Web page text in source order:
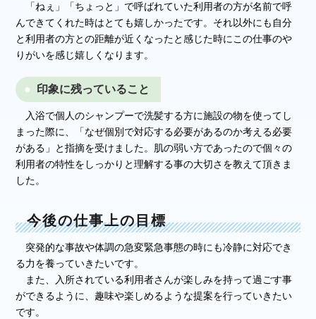
「ねぇ」「ちょっと」で呼ばれていた利用者の方が名前で呼
んできてくれた時はとても嬉しかったです。それ以外にも自分
と利用者の方との距離が近くなったと感じた時にこの仕事のや
りがいを感じ嬉しくなります。
印象に残っていること
入浴で個人のシャンプーで洗髪する方に施設の物を使ってし
まった際に、「なぜ個別で対応する必要があるのか考える必要
がある」と指摘を受けました。肌の弱い方であったので個々の
利用者の特性をしっかりと理解する事の大切さを教えて頂きま
した。
今後の仕事上の目標
突発的な事故や体調の急変緊急事態の時にも冷静に対応でき
る力を養っていきたいです。
また、入所されている利用者さんが楽しみを持って過ごす事
ができるように、趣味や楽しめるような提案を行っていきたい
です。